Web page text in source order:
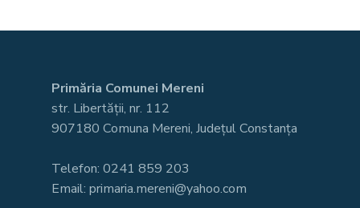
Primăria Comunei Mereni
str. Libertății, nr. 112
907180 Comuna Mereni, Județul Constanța
Telefon: 0241 859 203
Email: primaria.mereni@yahoo.com